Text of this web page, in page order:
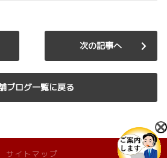
ブログ一覧に戻る
次の記事へ
サイトマップ